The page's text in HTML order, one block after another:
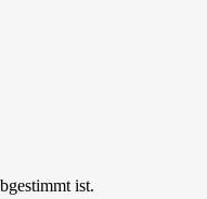
ist.